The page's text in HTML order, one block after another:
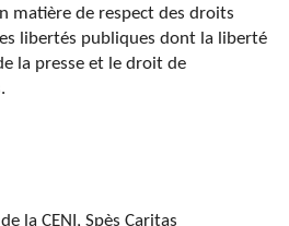
matière de respect des droits
libertés publiques dont la liberté
la presse et le droit de
la CENI, Spès Caritas